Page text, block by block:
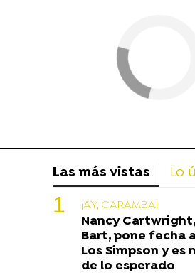
Las más vistas Lo
¡AY, CARAMBA!
Nancy
Bart, pone fecha
Los Simpson y es
de lo esperado